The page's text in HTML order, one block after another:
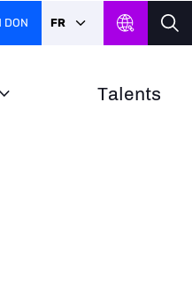
Talents
DON FR